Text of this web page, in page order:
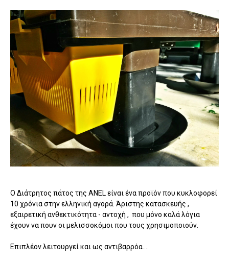
Ο Διάτρητος πάτος της ANEL είναι ένα προϊόν που κυκλοφορεί
10 χρόνια στην ελληνική αγορά. Άριστης κατασκευής ,
εξαιρετική ανθεκτικότητα - αντοχή , που μόνο καλά λόγια
έχουν να πουν οι μελισσοκόμοι που τους χρησιμοποιούν.
Επιπλέον λειτουργεί και ως αντιβαρρόα....